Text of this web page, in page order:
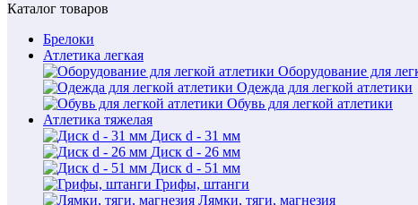
Каталог товаров
Брелоки
Атлетика легкая
Оборудование для
Одежда для легкой атлетики
Обувь для легкой атлетики
Атлетика тяжелая
Диск d - 31 мм
Диск d - 26 мм
Диск d - 51 мм
Грифы, штанги
Лямки, тяги, магнезия